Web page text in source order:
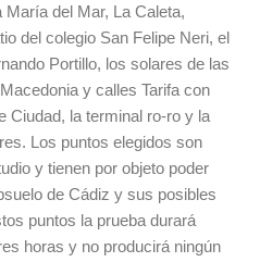
del Mar, La Caleta,
del colegio San Felipe Neri, el
Portillo, los solares de las
y calles Tarifa con
Ciudad, la terminal ro-ro y la
Los puntos elegidos son
y tienen por objeto poder
de Cádiz y sus posibles
puntos la prueba durará
horas y no producirá ningún